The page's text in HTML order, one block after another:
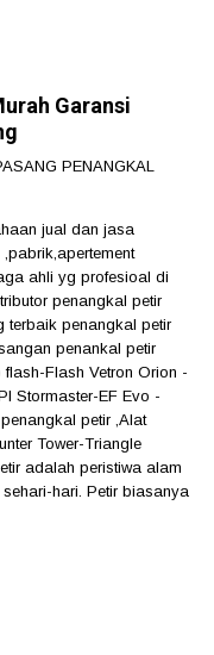
Garansi
PENANGKAL
jual dan jasa
ahli yg profesioal di
penangkal petir
terbaik penangkal petir
penankal petir
Flash Vetron Orion -
Stormaster-EF Evo -
petir ,Alat
Tower-Triangle
adalah peristiwa alam
hari. Petir biasanya